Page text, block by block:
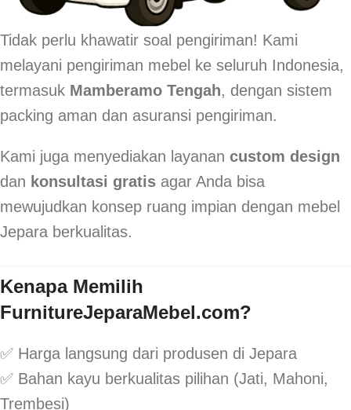
Tidak perlu khawatir soal pengiriman! Kami
melayani pengiriman mebel ke seluruh Indonesia,
termasuk Mamberamo Tengah, dengan sistem
packing aman dan asuransi pengiriman.
Kami juga menyediakan layanan custom design
dan konsultasi gratis agar Anda bisa
mewujudkan konsep ruang impian dengan mebel
Jepara berkualitas.
Kenapa Memilih
FurnitureJeparaMebel.com?
✅ Harga langsung dari produsen di Jepara
✅ Bahan kayu berkualitas pilihan (Jati, Mahoni,
Trembesi)